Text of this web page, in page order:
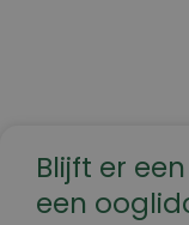
Blijft er
een